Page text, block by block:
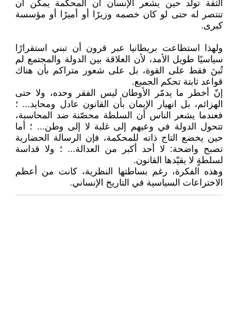
الثقة تولد حين يشعر الإنسان أن المحكمة يمكن أن
تنتصر له حتى لو كان خصمه وزيرًا أو أميرًا أو مؤسسة
كبرى.
ولهذا استطاعت بريطانيا عبر قرون أن تبني استقرارًا
سياسيًا طويل الأمد، لأن العلاقة بين الدولة والمجتمع لم
تُبنَ فقط على القوة، بل على شعور متراكم بأن هناك
قواعد ثابتة تحكم الجميع.
إنّ أخطر ما يدمّر الأوطان ليس الفقر وحده، ولا حتى
الهزائم، بل انهيار الإيمان بأن القانون عادل ومحايد... ؛
فعندما يشعر الناس أن السلطة محصّنة ضد المحاسبة،
تتحول الدولة في وعيهم إلى غلبة لا إلى وطن... ؛ أما
حين يخضع التاج ذاته للمحكمة، فإن الرسالة الحضارية
تصبح واضحة: لا أحد أكبر من العدالة... ؛ ولا قداسة
لسلطةٍ لا يقيّدها القانون.
وهذه الفكرة، رغم بساطتها النظرية، كانت من أعظم
الاختراعات السياسية في التاريخ الإنساني.